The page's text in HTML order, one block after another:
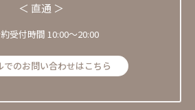
＜ 直通 ＞
受付時間 10:00～20:00
でのお問い合わせはこちら